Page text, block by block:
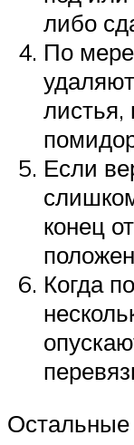
либо
По
листья,
Если
конец
Когда
Остальные